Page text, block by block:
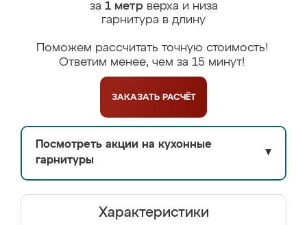
за 1 метрверха и низа
гарнитура в длину
Поможем рассчитать точную стоимость!
Ответим менее, чем за 15 минут!
ЗАКАЗАТЬ РАСЧЁТ
Посмотреть акции на кухонные
гарнитуры
▼
Характеристики